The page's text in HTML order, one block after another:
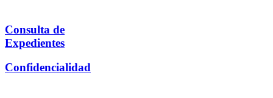
Consulta de
Expedientes
Confidencialidad